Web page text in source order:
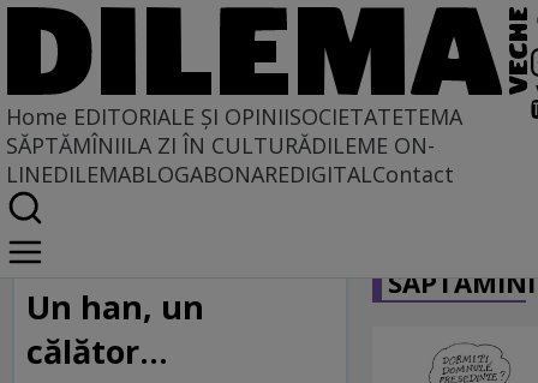
Home EDITORIALE ȘI OPINIISOCIETATETEMA
SĂPTĂMÎNIILA ZI ÎN CULTURĂDILEME ON-
LINEDILEMABLOGABONAREDIGITALContact
Home
Dilematix
Un han, un
călător...